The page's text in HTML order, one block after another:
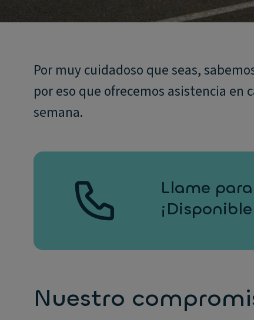
Por muy cuidadoso que seas,
por eso que ofrecemos asistencia en
semana.
Llame
Nuestro